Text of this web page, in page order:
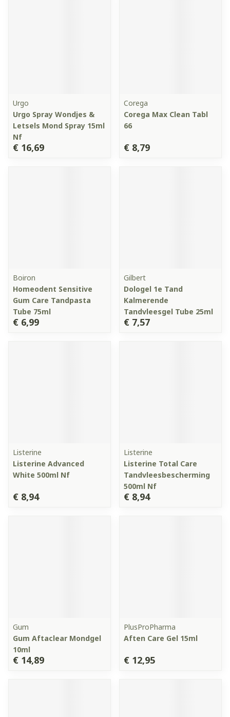
Urgo
Urgo Spray Wondjes &
Letsels Mond Spray 15ml
Nf
€ 16,69
Corega
Corega Max Clean Tabl
66
€ 8,79
Boiron
Homeodent Sensitive
Gum Care Tandpasta
Tube 75ml
€ 6,99
Gilbert
Dologel 1e Tand
Kalmerende
Tandvleesgel Tube 25ml
€ 7,57
Listerine
Listerine Advanced
White 500ml Nf
€ 8,94
Listerine
Listerine Total Care
Tandvleesbescherming
500ml Nf
€ 8,94
Gum
Gum Aftaclear Mondgel
10ml
€ 14,89
PlusProPharma
Aften Care Gel 15ml
€ 12,95